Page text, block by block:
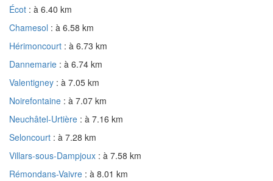
Écot : à 6.40 km
Chamesol : à 6.58 km
Hérimoncourt : à 6.73 km
Dannemarie : à 6.74 km
Valentigney : à 7.05 km
Noirefontaine : à 7.07 km
Neuchâtel-Urtière : à 7.16 km
Seloncourt : à 7.28 km
Villars-sous-Dampjoux : à 7.58 km
Rémondans-Vaivre : à 8.01 km